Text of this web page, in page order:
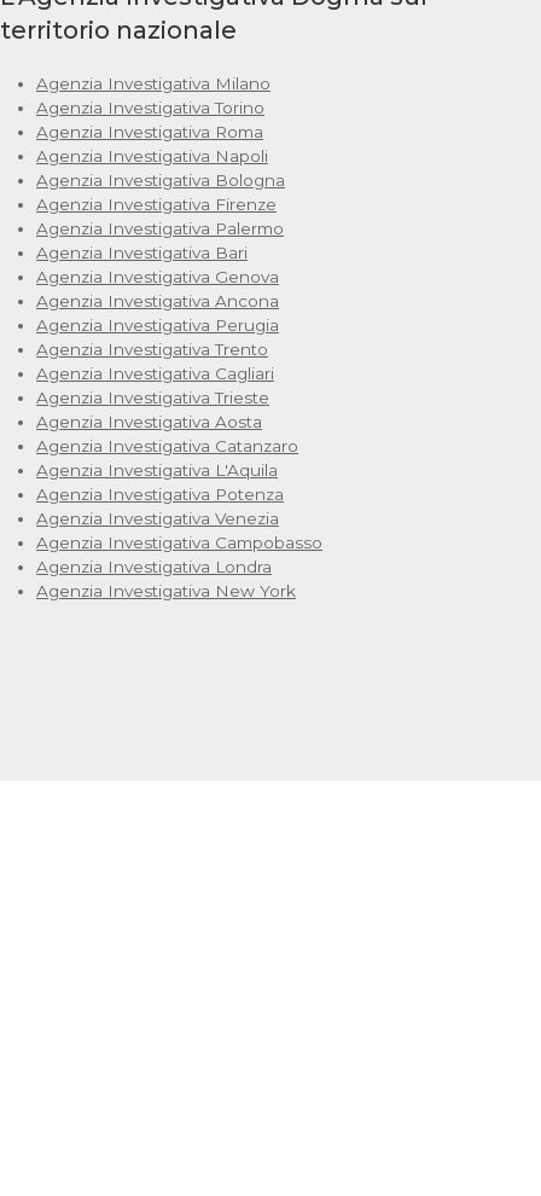
territorio nazionale
Agenzia Investigativa Milano
Agenzia Investigativa Torino
Agenzia Investigativa Roma
Agenzia Investigativa Napoli
Agenzia Investigativa Bologna
Agenzia Investigativa Firenze
Agenzia Investigativa Palermo
Agenzia Investigativa Bari
Agenzia Investigativa Genova
Agenzia Investigativa Ancona
Agenzia Investigativa Perugia
Agenzia Investigativa Trento
Agenzia Investigativa Cagliari
Agenzia Investigativa Trieste
Agenzia Investigativa Aosta
Agenzia Investigativa Catanzaro
Agenzia Investigativa L'Aquila
Agenzia Investigativa Potenza
Agenzia Investigativa Venezia
Agenzia Investigativa Campobasso
Agenzia Investigativa Londra
Agenzia Investigativa New York